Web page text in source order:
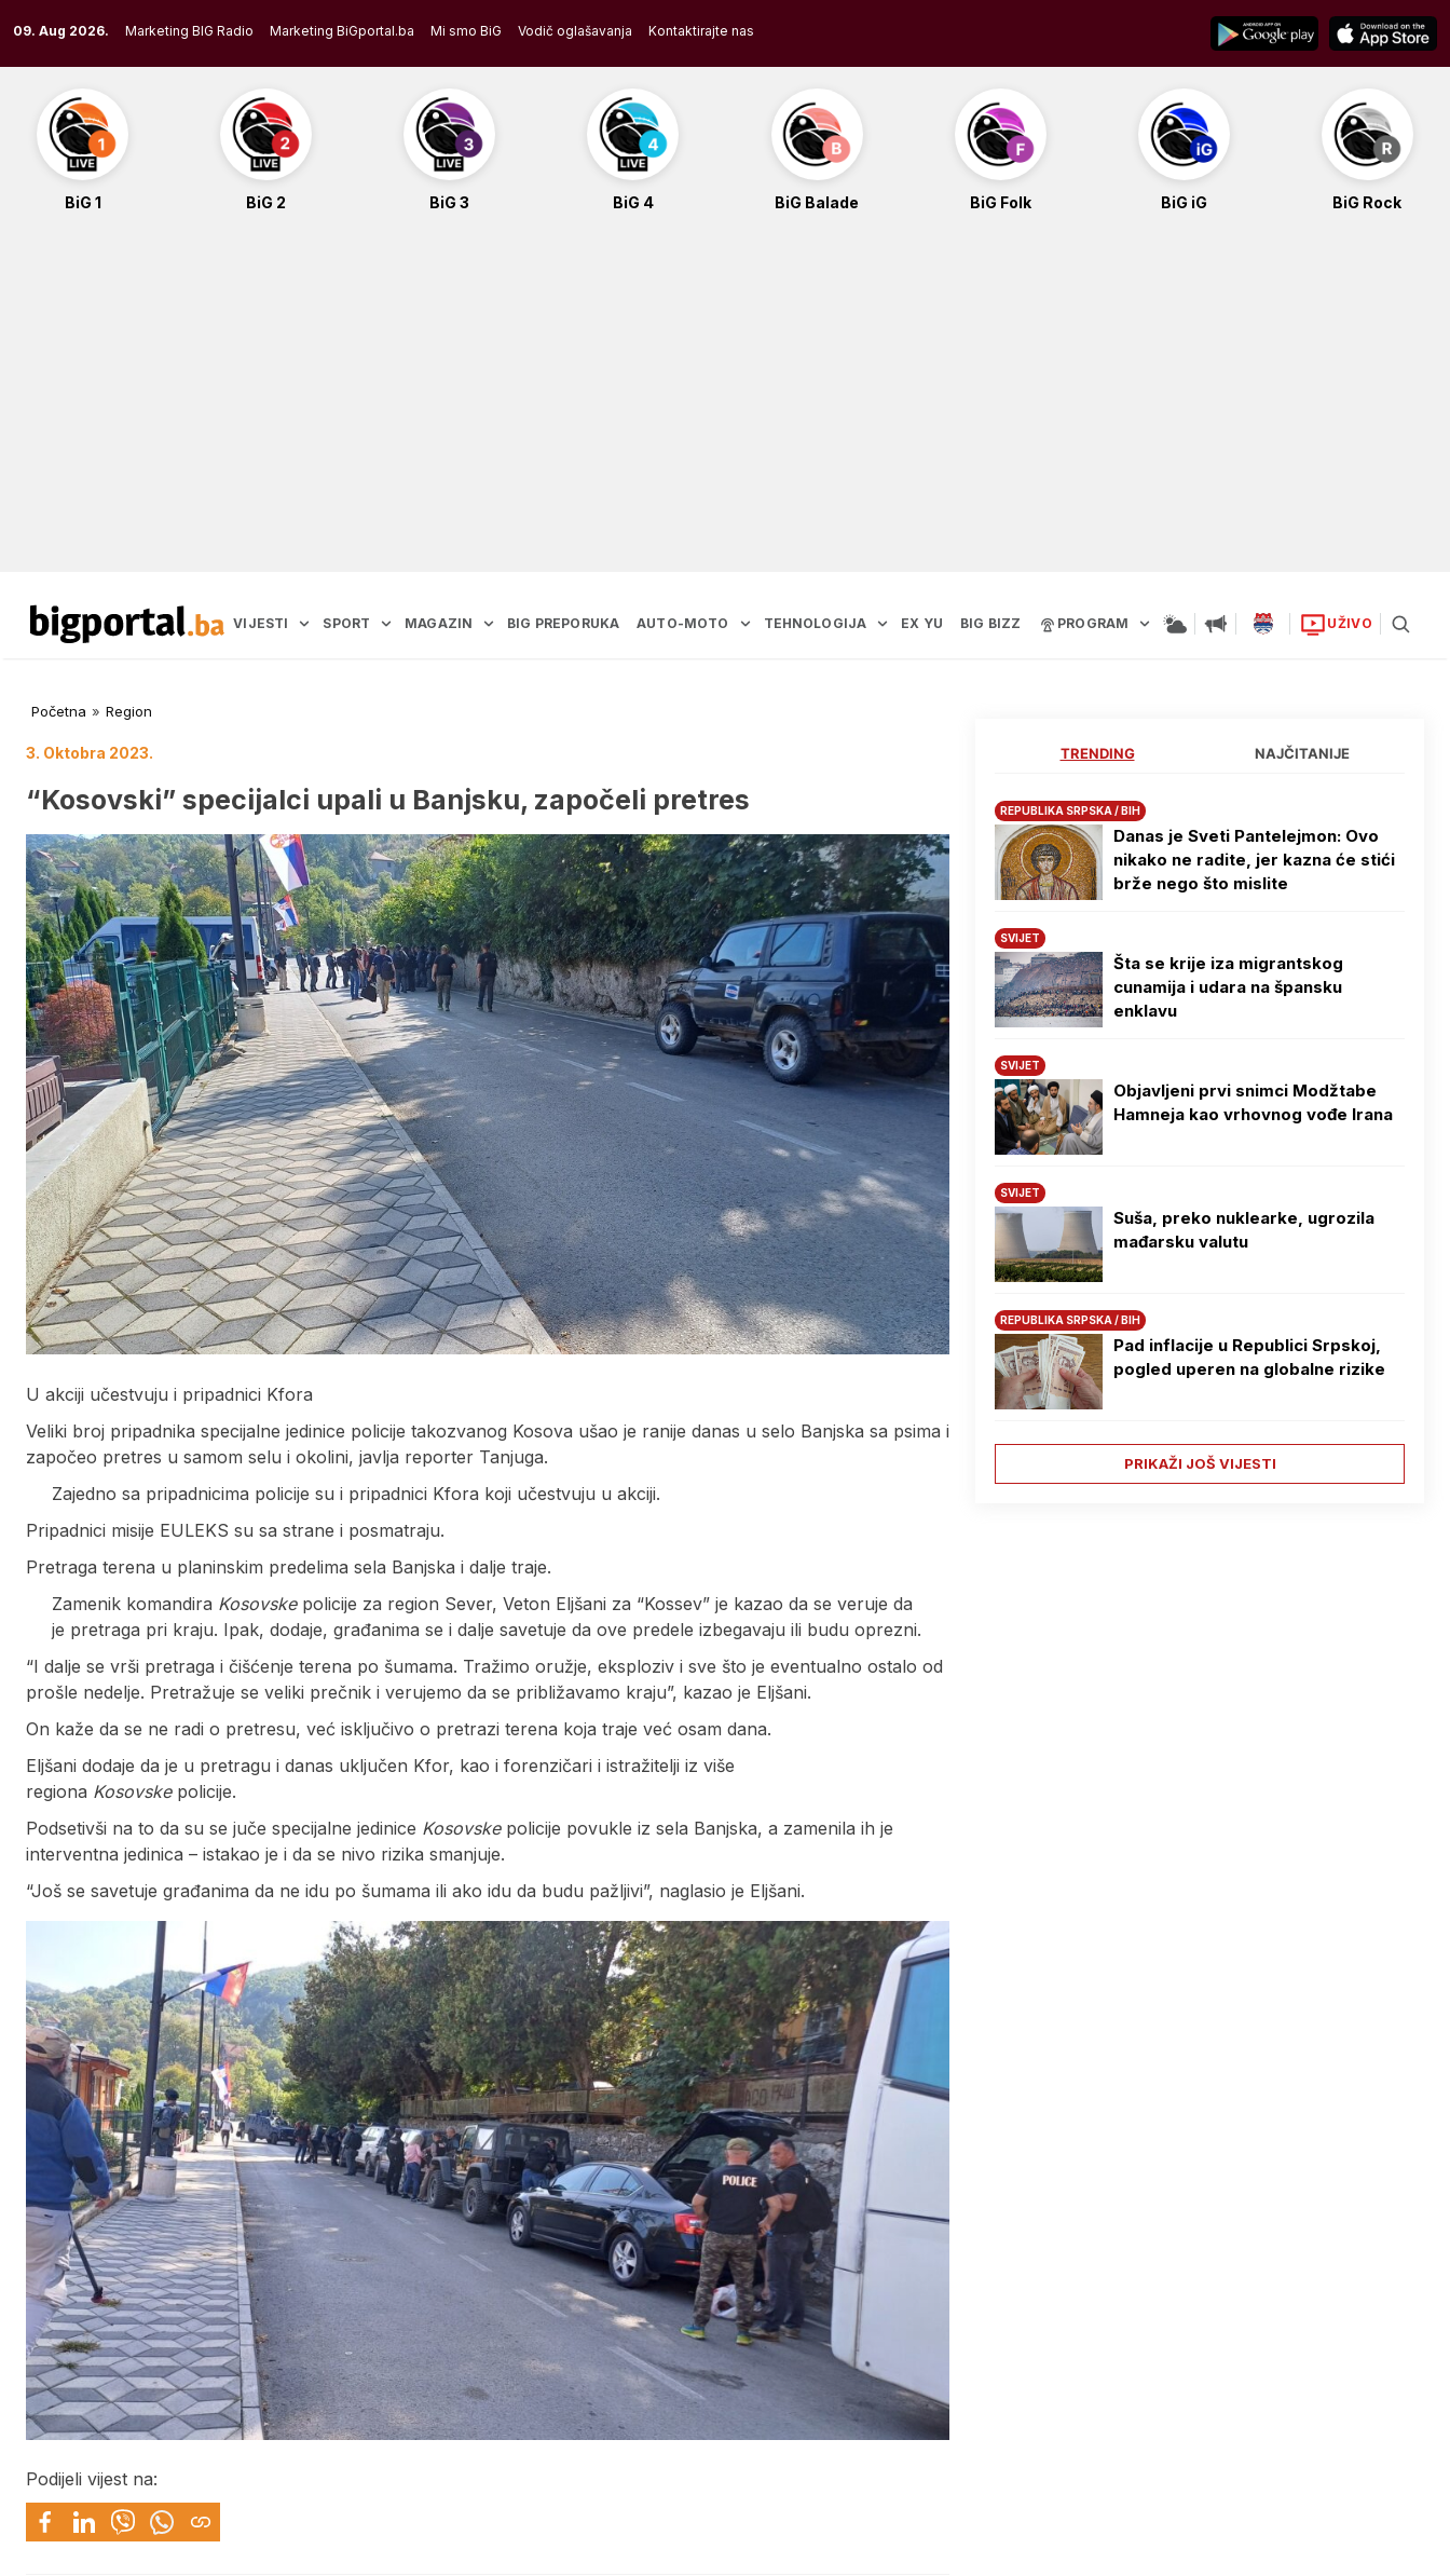
to
content
09. Aug 2026. Marketing BIG Radio Marketing BiGportal.ba Mi smo BiG Vodič oglašavanja Kontaktirajte nas
BiG 1 BiG 2 BiG 3 BiG 4 BiG Balade BiG Folk BiG iG BiG Rock
VIJESTI SPORT MAGAZIN BIG PREPORUKA AUTO-MOTO TEHNOLOGIJA EX YU BIG BIZZ PROGRAM UŽIVO
Početna » Region
3. Oktobra 2023.
“Kosovski” specijalci upali u Banjsku, započeli pretres
U akciji učestvuju i pripadnici Kfora
Veliki broj pripadnika specijalne jedinice policije takozvanog Kosova ušao je ranije danas u selo Banjska sa psima i
započeo pretres u samom selu i okolini, javlja reporter Tanjuga.
Zajedno sa pripadnicima policije su i pripadnici Kfora koji učestvuju u akciji.
Pripadnici misije EULEKS su sa strane i posmatraju.
Pretraga terena u planinskim predelima sela Banjska i dalje traje.
Zamenik komandira Kosovskepolicije za region Sever, Veton Eljšani za “Kossev” je kazao da se veruje da
je pretraga pri kraju. Ipak, dodaje, građanima se i dalje savetuje da ove predele izbegavaju ili budu oprezni.
“I dalje se vrši pretraga i čišćenje terena po šumama. Tražimo oružje, eksploziv i sve što je eventualno ostalo od
prošle nedelje. Pretražuje se veliki prečnik i verujemo da se približavamo kraju”, kazao je Eljšani.
On kaže da se ne radi o pretresu, već isključivo o pretrazi terena koja traje već osam dana.
Eljšani dodaje da je u pretragu i danas uključen Kfor, kao i forenzičari i istražitelji iz više
regiona Kosovskepolicije.
Podsetivši na to da su se juče specijalne jedinice Kosovskepolicije povukle iz sela Banjska, a zamenila ih je
interventna jedinica – istakao je i da se nivo rizika smanjuje.
“Još se savetuje građanima da ne idu po šumama ili ako idu da budu pažljivi”, naglasio je Eljšani.
Podijeli vijest na:
TRENDING NAJČITANIJE
REPUBLIKA SRPSKA / BIH
Danas je Sveti Pantelejmon: Ovo
nikako ne radite, jer kazna će stići
brže nego što mislite
SVIJET
Šta se krije iza migrantskog
cunamija i udara na špansku
enklavu
SVIJET
Objavljeni prvi snimci Modžtabe
Hamneja kao vrhovnog vođe Irana
SVIJET
Suša, preko nuklearke, ugrozila
mađarsku valutu
REPUBLIKA SRPSKA / BIH
Pad inflacije u Republici Srpskoj,
pogled uperen na globalne rizike
PRIKAŽI JOŠ VIJESTI